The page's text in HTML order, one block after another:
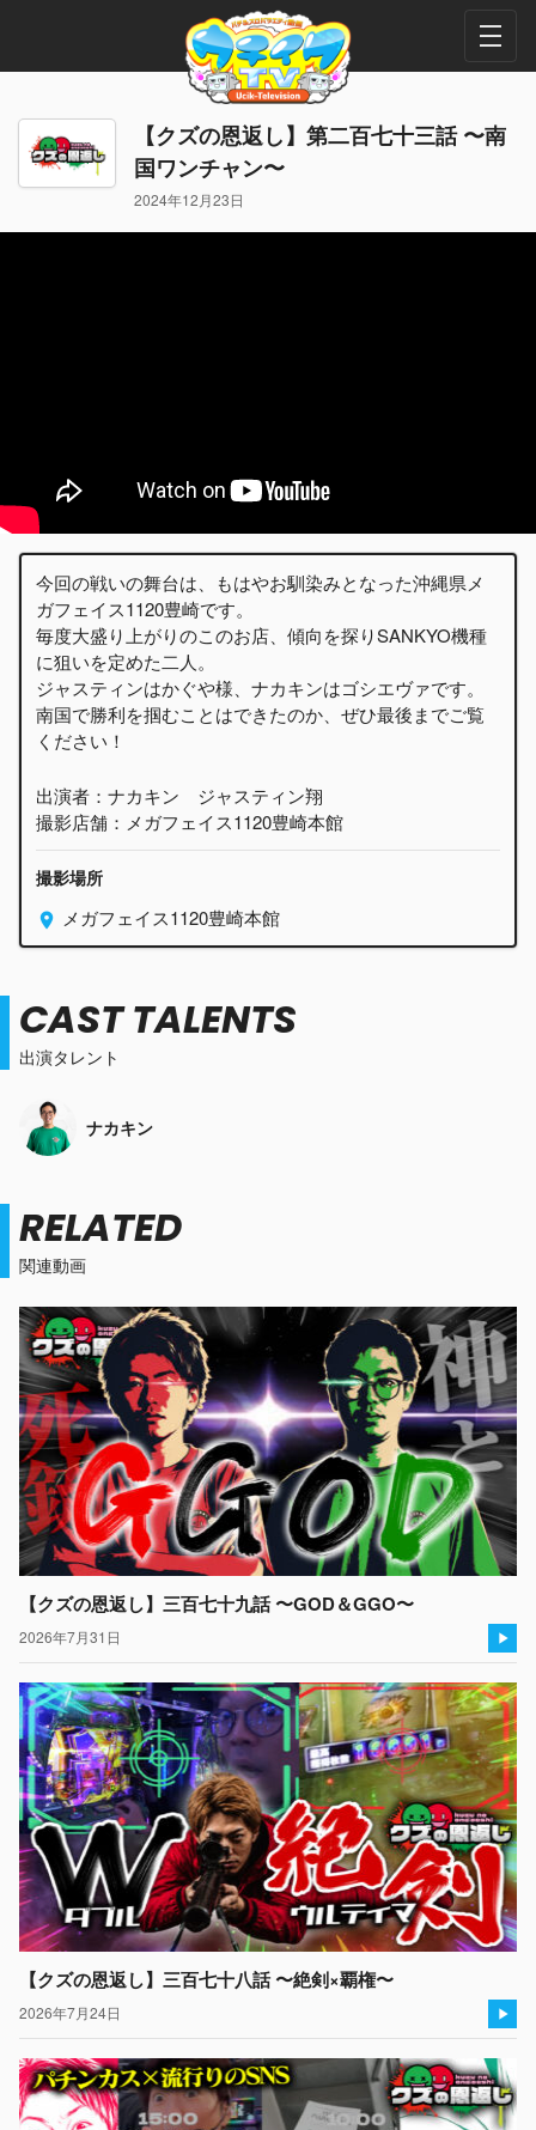
【クズの恩返し】第二百七十三話 〜南
国ワンチャン〜
2024年12月23日
今回の戦いの舞台は、もはやお馴染みとなった沖縄県メ
ガフェイス1120豊崎です。
毎度大盛り上がりのこのお店、傾向を探りSANKYO機種
に狙いを定めた二人。
ジャスティンはかぐや様、ナカキンはゴシエヴァです。
南国で勝利を掴むことはできたのか、ぜひ最後までご覧
ください！
出演者：ナカキン ジャスティン翔
撮影店舗：メガフェイス1120豊崎本館
撮影場所
メガフェイス1120豊崎本館
出演タレント
CAST TALENTS
ナカキン
関連動画
RELATED
【クズの恩返し】三百七十九話 〜GOD＆GGO〜
2026年7月31日
【クズの恩返し】三百七十八話 〜絶剣×覇権〜
2026年7月24日